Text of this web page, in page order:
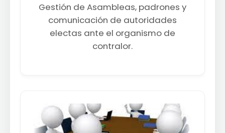
Gestión de Asambleas, padrones y
comunicación de autoridades
electas ante el organismo de
contralor.